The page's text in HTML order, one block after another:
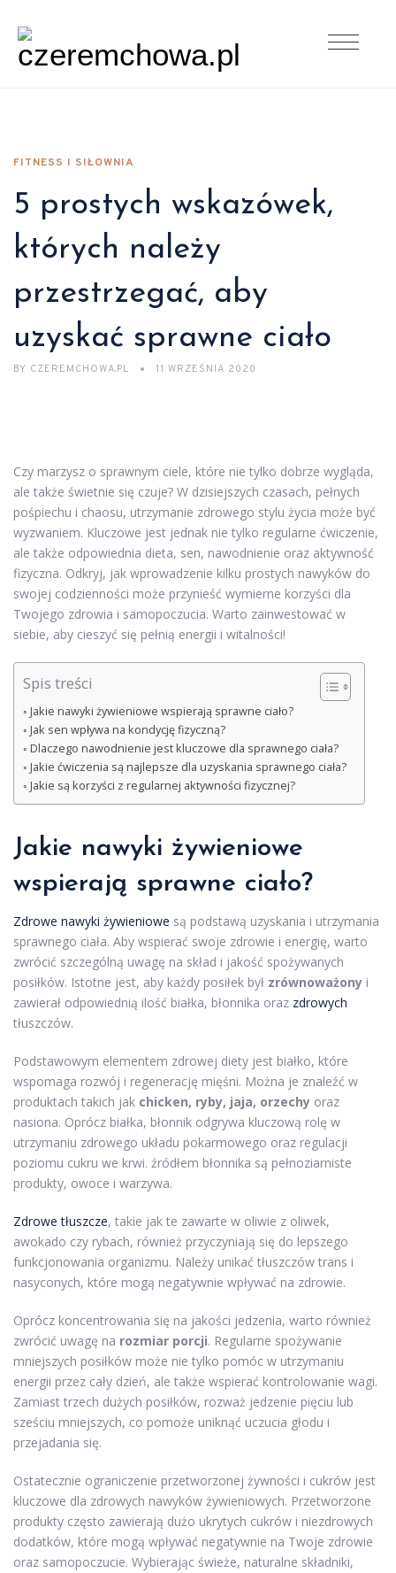
FITNESS I SIŁOWNIA
5 prostych wskazówek,
których należy
przestrzegać, aby
uzyskać sprawne ciało
BY CZEREMCHOWA.PL 11 WRZEŚNIA 2020
Czy marzysz o sprawnym ciele, które nie tylko dobrze wygląda,
ale także świetnie się czuje? W dzisiejszych czasach, pełnych
pośpiechu i chaosu, utrzymanie zdrowego stylu życia może być
wyzwaniem. Kluczowe jest jednak nie tylko regularne ćwiczenie,
ale także odpowiednia dieta, sen, nawodnienie oraz aktywność
fizyczna. Odkryj, jak wprowadzenie kilku prostych nawyków do
swojej codzienności może przynieść wymierne korzyści dla
Twojego zdrowia i samopoczucia. Warto zainwestować w
siebie, aby cieszyć się pełnią energii i witalności!
Spis treści
Jakie nawyki żywieniowe wspierają sprawne ciało?
Jak sen wpływa na kondycję fizyczną?
Dlaczego nawodnienie jest kluczowe dla sprawnego ciała?
Jakie ćwiczenia są najlepsze dla uzyskania sprawnego ciała?
Jakie są korzyści z regularnej aktywności fizycznej?
Jakie nawyki żywieniowe
wspierają sprawne ciało?
Zdrowe nawyki żywieniowe są podstawą uzyskania i utrzymania
sprawnego ciała. Aby wspierać swoje zdrowie i energię, warto
zwrócić szczególną uwagę na skład i jakość spożywanych
posiłków. Istotne jest, aby każdy posiłek był zrównoważony i
zawierał odpowiednią ilość białka, błonnika oraz zdrowych
tłuszczów.
Podstawowym elementem zdrowej diety jest białko, które
wspomaga rozwój i regenerację mięśni. Można je znaleźć w
produktach takich jak chicken, ryby, jaja, orzechy oraz
nasiona. Oprócz białka, błonnik odgrywa kluczową rolę w
utrzymaniu zdrowego układu pokarmowego oraz regulacji
poziomu cukru we krwi. źródłem błonnika są pełnoziarniste
produkty, owoce i warzywa.
Zdrowe tłuszcze, takie jak te zawarte w oliwie z oliwek,
awokado czy rybach, również przyczyniają się do lepszego
funkcjonowania organizmu. Należy unikać tłuszczów trans i
nasyconych, które mogą negatywnie wpływać na zdrowie.
Oprócz koncentrowania się na jakości jedzenia, warto również
zwrócić uwagę na rozmiar porcji. Regularne spożywanie
mniejszych posiłków może nie tylko pomóc w utrzymaniu
energii przez cały dzień, ale także wspierać kontrolowanie wagi.
Zamiast trzech dużych posiłków, rozważ jedzenie pięciu lub
sześciu mniejszych, co pomoże uniknąć uczucia głodu i
przejadania się.
Ostatecznie ograniczenie przetworzonej żywności i cukrów jest
kluczowe dla zdrowych nawyków żywieniowych. Przetworzone
produkty często zawierają dużo ukrytych cukrów i niezdrowych
dodatków, które mogą wpływać negatywnie na Twoje zdrowie
oraz samopoczucie. Wybierając świeże, naturalne składniki,